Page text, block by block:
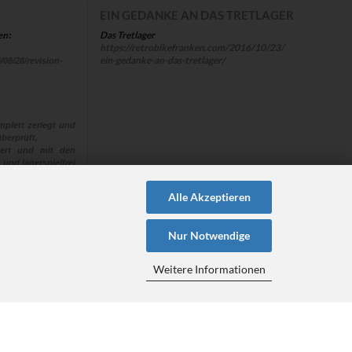
Alle Akzeptieren
Nur Notwendige
Weitere Informationen
hat, steht für
Das Tretlager